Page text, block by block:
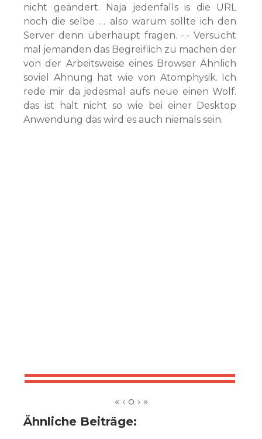
nicht geändert. Naja jedenfalls is die URL
noch die selbe … also warum sollte ich den
Server denn überhaupt fragen. -.- Versucht
mal jemanden das Begreiflich zu machen der
von der Arbeitsweise eines Browser Ähnlich
soviel Ahnung hat wie von Atomphysik. Ich
rede mir da jedesmal aufs neue einen Wolf.
das ist halt nicht so wie bei einer Desktop
Anwendung das wird es auch niemals sein.
Ähnliche Beiträge: